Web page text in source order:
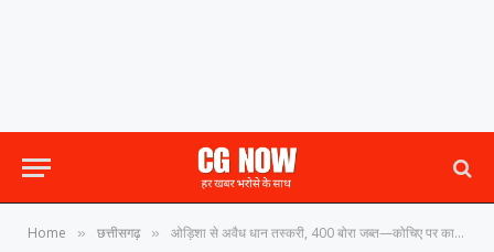
Home » छत्तीसगढ़ » ओड़िशा से अवैध धान तस्करी, 400 बोरा जब्त—कोचिए पर कार्रवाई